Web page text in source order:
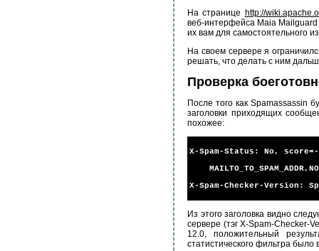
На странице http://
веб-интерфейса Maia
их вам для самостоятельного
На своем сервере я
решать, что делать с ним
Проверка
После того как Spamassassin
заголовки приходящих
похожее:
X-Spam-Status: No, score=-
X-Spam-Checker-Version:
Из этого заголовка видно
сервере (тэг X-Spam-
12.0, положительный
статистического фильтра